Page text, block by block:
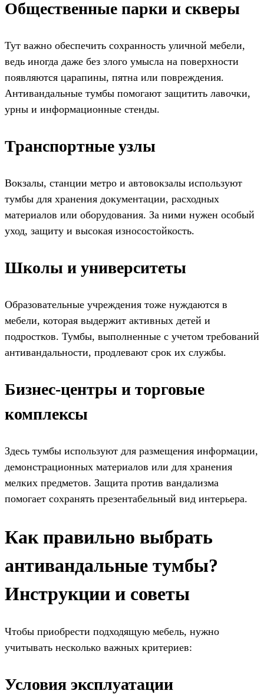
Общественные парки и скверы
Тут важно обеспечить сохранность уличной мебели,
ведь иногда даже без злого умысла на поверхности
появляются царапины, пятна или повреждения.
Антивандальные тумбы помогают защитить лавочки,
урны и информационные стенды.
Транспортные узлы
Вокзалы, станции метро и автовокзалы используют
тумбы для хранения документации, расходных
материалов или оборудования. За ними нужен особый
уход, защиту и высокая износостойкость.
Школы и университеты
Образовательные учреждения тоже нуждаются в
мебели, которая выдержит активных детей и
подростков. Тумбы, выполненные с учетом требований
антивандальности, продлевают срок их службы.
Бизнес-центры и торговые
комплексы
Здесь тумбы используют для размещения информации,
демонстрационных материалов или для хранения
мелких предметов. Защита против вандализма
помогает сохранять презентабельный вид интерьера.
Как правильно выбрать
антивандальные тумбы?
Инструкции и советы
Чтобы приобрести подходящую мебель, нужно
учитывать несколько важных критериев:
Условия эксплуатации